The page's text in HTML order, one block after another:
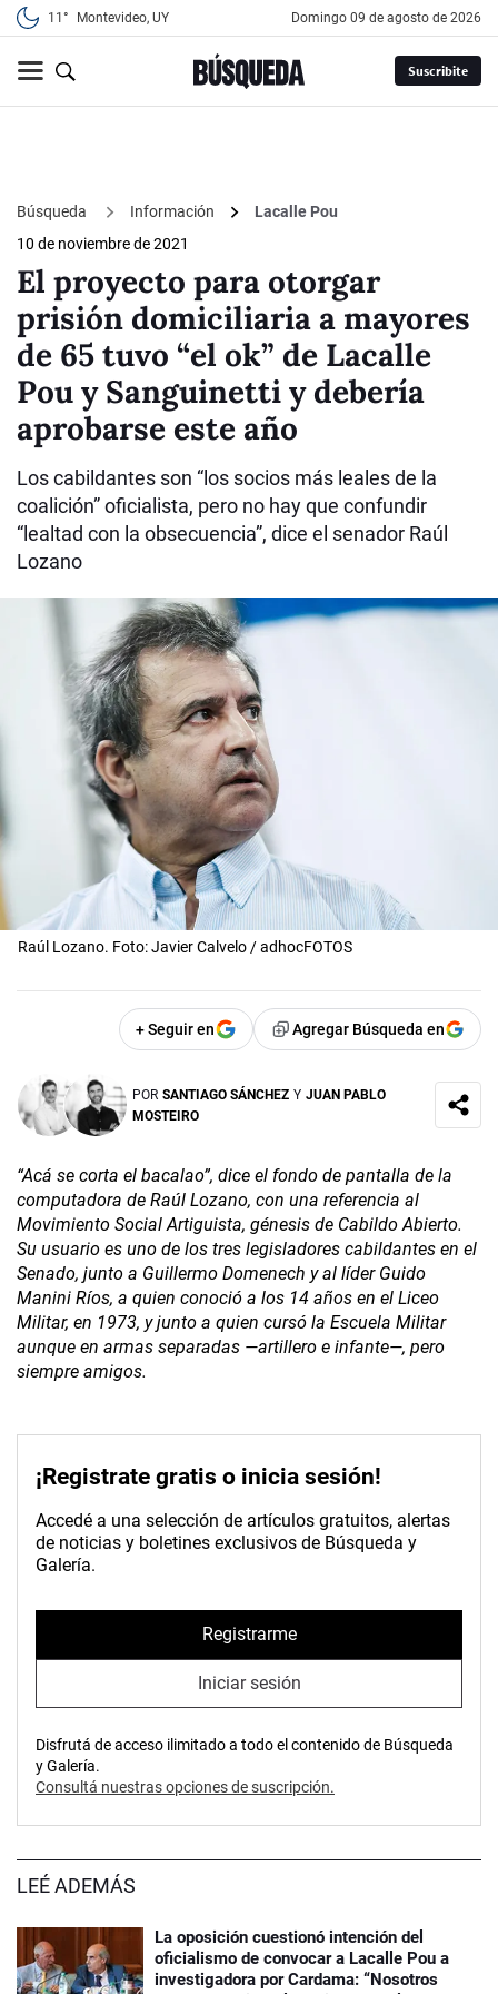
11° Montevideo, UY domingo 09 de agosto de 2026
Suscribite
Búsqueda Información
Lacalle Pou
10 de noviembre de 2021
El proyecto para otorgar
prisión domiciliaria a mayores
de 65 tuvo “el ok” de Lacalle
Pou y Sanguinetti y debería
aprobarse este año
Los cabildantes son “los socios más leales de la
coalición” oficialista, pero no hay que confundir
“lealtad con la obsecuencia”, dice el senador Raúl
Lozano
Raúl Lozano. Foto: Javier Calvelo / adhocFOTOS
+ Seguir en Agregar Búsqueda en
POR SANTIAGO SÁNCHEZ Y JUAN PABLO
MOSTEIRO
“Acá se corta el bacalao”, dice el fondo de pantalla de la
computadora de Raúl Lozano, con una referencia al
Movimiento Social Artiguista, génesis de Cabildo Abierto.
Su usuario es uno de los tres legisladores cabildantes en el
Senado, junto a Guillermo Domenech y al líder Guido
Manini Ríos, a quien conoció a los 14 años en el Liceo
Militar, en 1973, y junto a quien cursó la Escuela Militar
aunque en armas separadas —artillero e infante—, pero
siempre amigos.
¡Registrate gratis o inicia sesión!
Accedé a una selección de artículos gratuitos, alertas
de noticias y boletines exclusivos de Búsqueda y
Galería.
Registrarme
Iniciar sesión
Disfrutá de acceso ilimitado a todo el contenido de Búsqueda
y Galería.
Consultá nuestras opciones de suscripción.
LEÉ ADEMÁS
La oposición cuestionó intención del
oficialismo de convocar a Lacalle Pou a
investigadora por Cardama: “Nosotros